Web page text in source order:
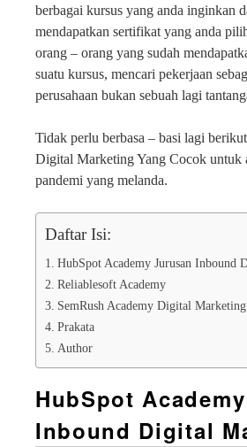
berbagai kursus yang anda inginkan
mendapatkan sertifikat yang anda
orang – orang yang sudah
suatu kursus, mencari pekerjaan
perusahaan bukan sebuah lagi
Tidak perlu berbasa – basi lagi
Digital Marketing Yang Cocok untuk
pandemi yang melanda.
Daftar Isi:
HubSpot Academy Jurusan Inbound
Reliablesoft Academy
SemRush Academy Digital
Prakata
Author
HubSpot Academy
Inbound Digital